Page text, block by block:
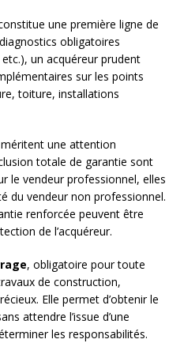
une première ligne de
obligatoires
etc.), un acquéreur prudent
sur les points
toiture, installations
méritent une attention
totale de garantie sont
le vendeur professionnel, elles
du vendeur non professionnel.
renforcée peuvent être
de l’acquéreur.
, obligatoire pour toute
de construction,
Elle permet d’obtenir le
attendre l’issue d’une
les responsabilités.